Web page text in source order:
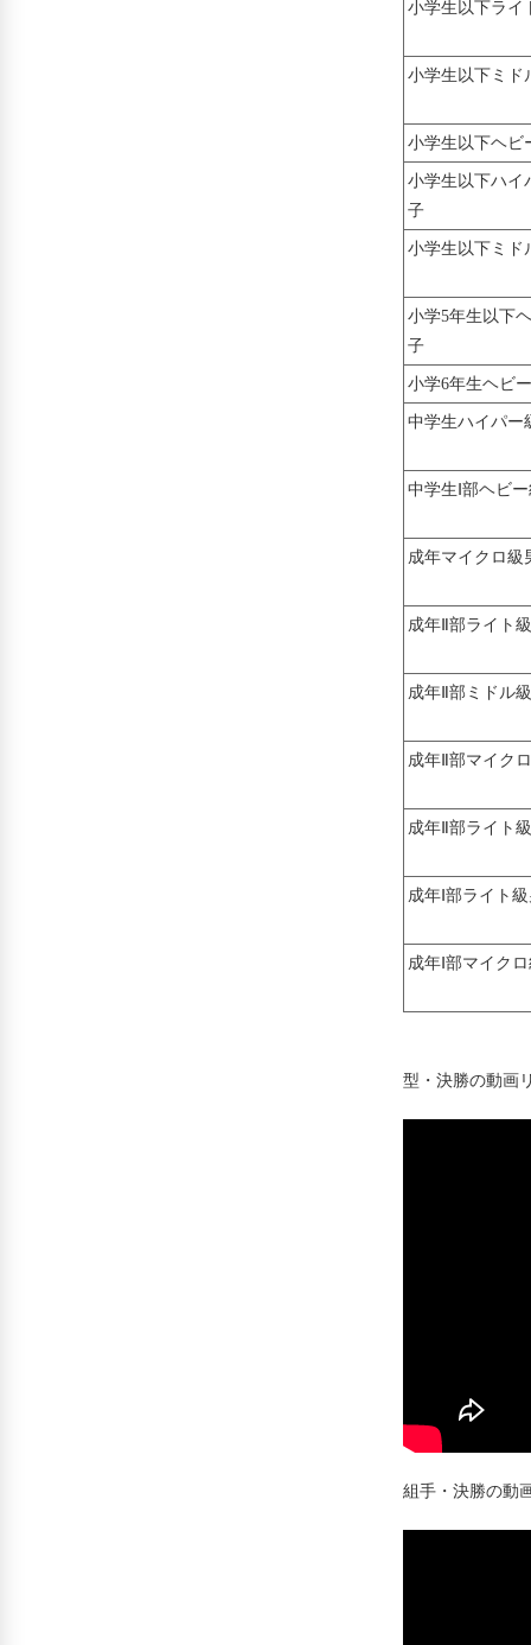
小学生以下ライ
小学生以下ミド
小学生以下ヘビ
小学生以下ハイ
子
小学生以下ミド
小学5年生以下
子
小学6年生ヘビ
中学生ハイパー
中学生Ⅰ部ヘビ
成年マイクロ級
成年Ⅱ部ライト
成年Ⅱ部ミドル
成年Ⅱ部マイク
成年Ⅱ部ライト
成年Ⅰ部ライト
成年Ⅰ部マイク
型・決勝の動画
組手・決勝の動